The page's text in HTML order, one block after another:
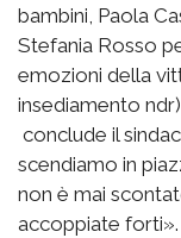
bambini, Paola
Stefania Rosso
emozioni della
insediamento
conclude il
scendiamo in
non è mai
accoppiate forti».